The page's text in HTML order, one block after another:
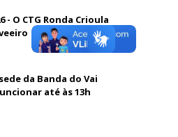
- O CTG Ronda Crioula
da Banda do Vai
até às 13h